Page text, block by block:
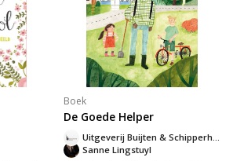
Boek
De Goede Helper
Sanne Lingstuyl
Uitgeverij Buijten & Schipperheijn